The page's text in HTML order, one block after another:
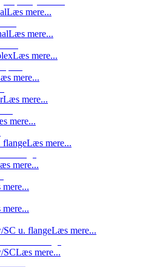
Læs mere...
Læs mere...
Læs mere...
mere...
Læs mere...
mere...
flangeLæs mere...
mere...
u. flangeLæs mere...
SCLæs mere...